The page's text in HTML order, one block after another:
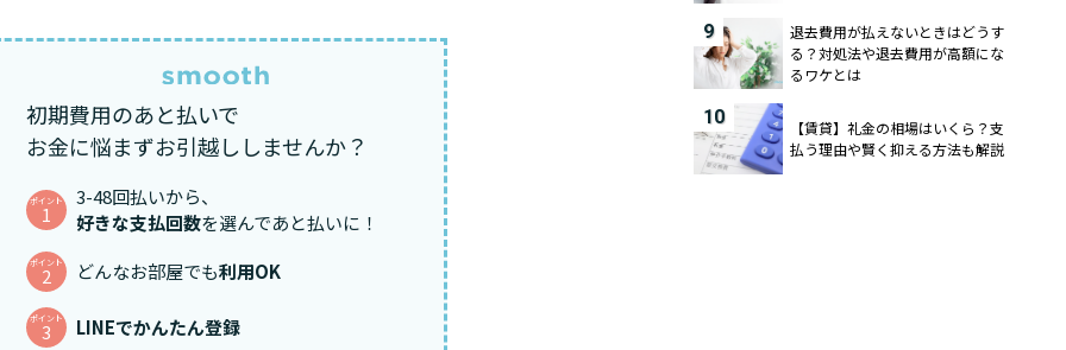
初期費用のあと払いで
お金に悩まずお引越ししませんか？
ポイント
1
3-48回払いから、
好きな支払回数を選んであと払いに！
ポイント
2 どんなお部屋でも利用OK
ポイント
3 LINEでかんたん登録
9
退去費用が払えないときはどうす
る？対処法や退去費用が高額にな
るワケとは
10
【賃貸】礼金の相場はいくら？支
払う理由や賢く抑える方法も解説